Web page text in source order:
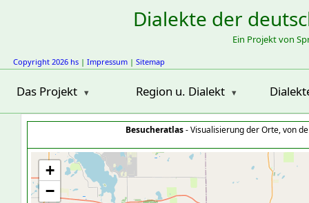
Dialekte der
Ein Projekt von
Copyright 2026 hs | Impressum | Sitemap
Das Projekt Region u. Dialekt
Besucheratlas- Visualisierung der Orte, von
+
−